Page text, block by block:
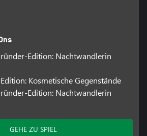
Edition: Nachtwandlerin
Kosmetische Gegenstände
Edition: Nachtwandlerin
GEHE ZU SPIEL